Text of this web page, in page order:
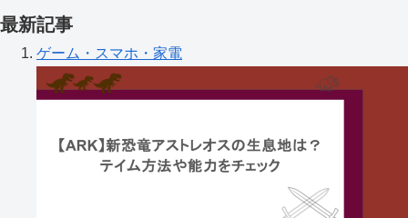
最新記事
ゲーム・スマホ・家電